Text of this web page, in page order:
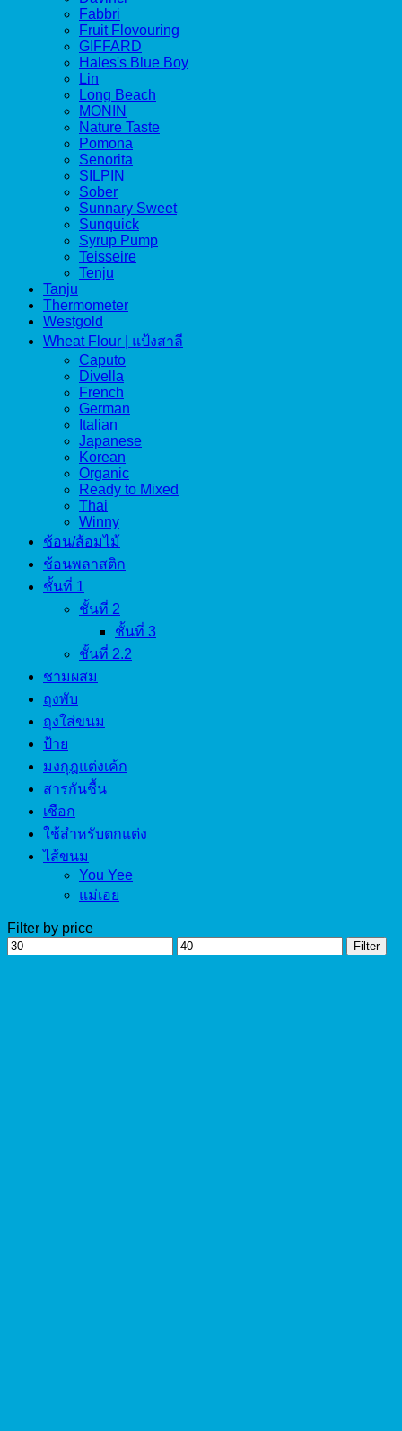
Fabbri
Fruit Flovouring
GIFFARD
Hales's Blue Boy
Lin
Long Beach
MONIN
Nature Taste
Pomona
Senorita
SILPIN
Sober
Sunnary Sweet
Sunquick
Syrup Pump
Teisseire
Tenju
Tanju
Thermometer
Westgold
Wheat Flour | แป้งสาลี
Caputo
Divella
French
German
Italian
Japanese
Korean
Organic
Ready to Mixed
Thai
Winny
ช้อน/ส้อมไม้
ช้อนพลาสติก
ชั้นที่ 1
ชั้นที่ 2
ชั้นที่ 3
ชั้นที่ 2.2
ชามผสม
ถุงพับ
ถุงใส่ขนม
ป้าย
มงกุฎแต่งเค้ก
สารกันชื้น
เชือก
ใช้สำหรับตกแต่ง
ไส้ขนม
You Yee
แม่เอย
Filter by price
Min
price
Max
price
Filter